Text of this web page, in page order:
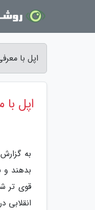
اپل با
اپل
به
بدهند و
انقلابی